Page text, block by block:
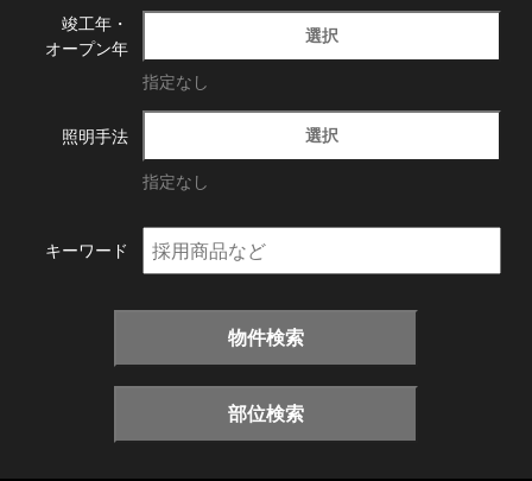
竣工年・
オープン年
選択
指定なし
照明手法 選択
指定なし
キーワード
物件検索
部位検索